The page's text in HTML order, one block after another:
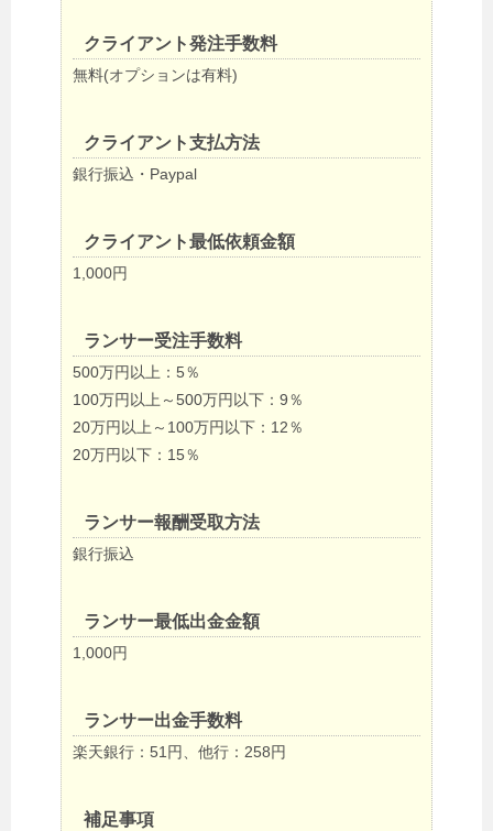
クライアント発注手数料
無料(オプションは有料)
クライアント支払方法
銀行振込・Paypal
クライアント最低依頼金額
1,000円
ランサー受注手数料
500万円以上：5％
100万円以上～500万円以下：9％
20万円以上～100万円以下：12％
20万円以下：15％
ランサー報酬受取方法
銀行振込
ランサー最低出金金額
1,000円
ランサー出金手数料
楽天銀行：51円、他行：258円
補足事項